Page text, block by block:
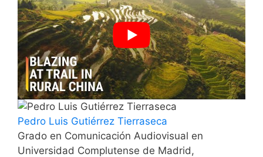
Pedro Luis Gutiérrez Tierraseca
Grado en Comunicación Audiovisual en
Universidad Complutense de Madrid,